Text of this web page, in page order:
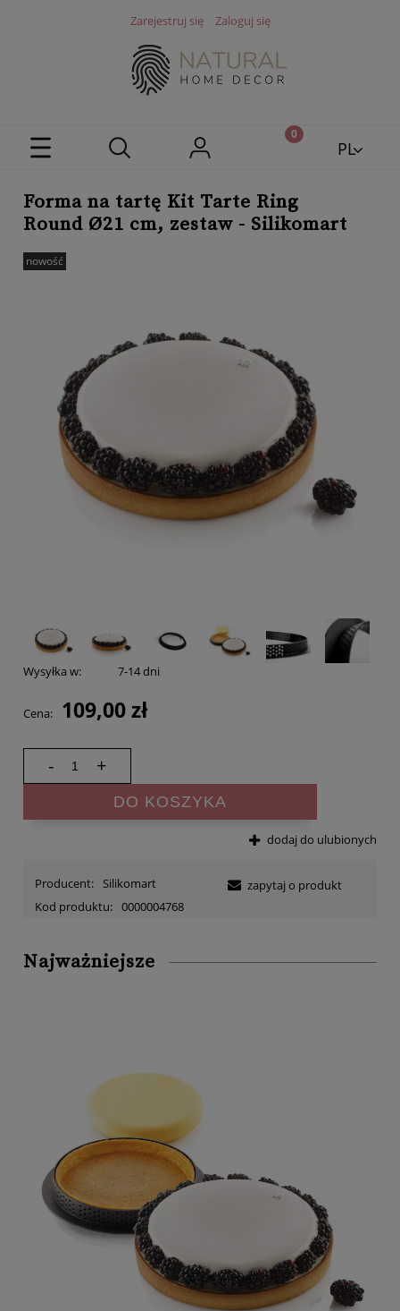
Zarejestruj się Zaloguj się
PL
Forma na tartę Kit Tarte Ring
Round Ø21 cm, zestaw - Silikomart
nowość
Wysyłka w: 7-14 dni
Cena: 109,00 zł
- +
DO KOSZYKA
dodaj do ulubionych
Producent: Silikomart
Kod produktu: 0000004768
zapytaj o produkt
Najważniejsze